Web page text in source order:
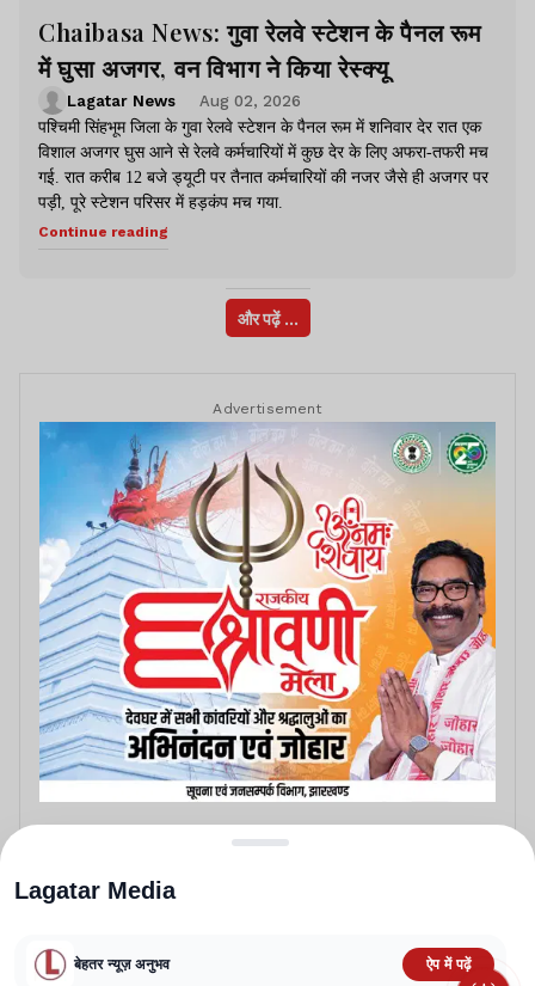
Chaibasa News: गुवा रेलवे स्टेशन के पैनल रूम
में घुसा अजगर, वन विभाग ने किया रेस्क्यू
Lagatar News
Aug 02, 2026
पश्चिमी सिंहभूम जिला के गुवा रेलवे स्टेशन के पैनल रूम में शनिवार देर रात एक
विशाल अजगर घुस आने से रेलवे कर्मचारियों में कुछ देर के लिए अफरा-तफरी मच
गई. रात करीब 12 बजे ड्यूटी पर तैनात कर्मचारियों की नजर जैसे ही अजगर पर
पड़ी, पूरे स्टेशन परिसर में हड़कंप मच गया.
Continue reading
और पढ़ें ...
Advertisement
Lagatar Media
बेहतर न्यूज़ अनुभव ऐप में पढ़ें